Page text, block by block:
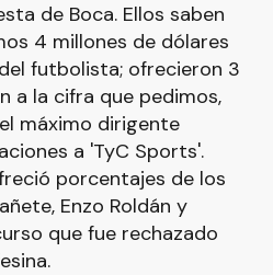
de Boca. Ellos saben
4 millones de dólares
futbolista; ofrecieron 3
a la cifra que pedimos,
máximo dirigente
a 'TyC Sports'.
porcentajes de los
Enzo Roldán y
que fue rechazado